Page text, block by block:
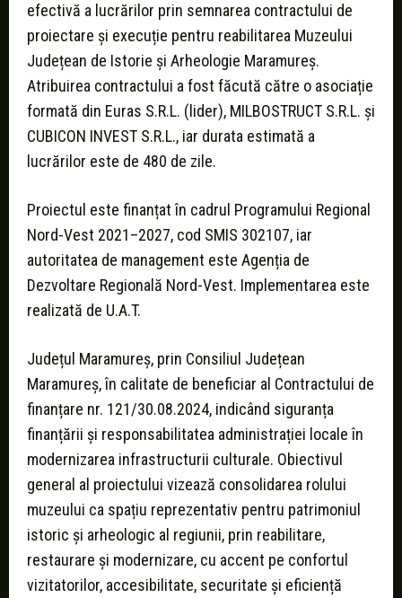
efectivă a lucrărilor prin semnarea contractului de
proiectare și execuție pentru reabilitarea Muzeului
Județean de Istorie și Arheologie Maramureș.
Atribuirea contractului a fost făcută către o asociație
formată din Euras S.R.L. (lider), MILBOSTRUCT S.R.L. și
CUBICON INVEST S.R.L., iar durata estimată a
lucrărilor este de 480 de zile.
Proiectul este finanțat în cadrul Programului Regional
Nord-Vest 2021–2027, cod SMIS 302107, iar
autoritatea de management este Agenția de
Dezvoltare Regională Nord-Vest. Implementarea este
realizată de U.A.T.
Județul Maramureș, prin Consiliul Județean
Maramureș, în calitate de beneficiar al Contractului de
finanțare nr. 121/30.08.2024, indicând siguranța
finanțării și responsabilitatea administrației locale în
modernizarea infrastructurii culturale. Obiectivul
general al proiectului vizează consolidarea rolului
muzeului ca spațiu reprezentativ pentru patrimoniul
istoric și arheologic al regiunii, prin reabilitare,
restaurare și modernizare, cu accent pe confortul
vizitatorilor, accesibilitate, securitate și eficiență